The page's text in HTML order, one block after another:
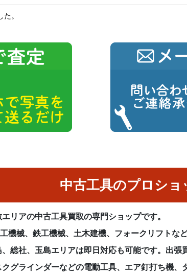
。
中古工具のプロシ
リアの中古工具買取の専門ショップです。
機械、鉄工機械、土木建機、フォークリフトな
総社、玉島エリアは即日対応も可能です。出張
グラインダーなどの電動工具、エア釘打ち機